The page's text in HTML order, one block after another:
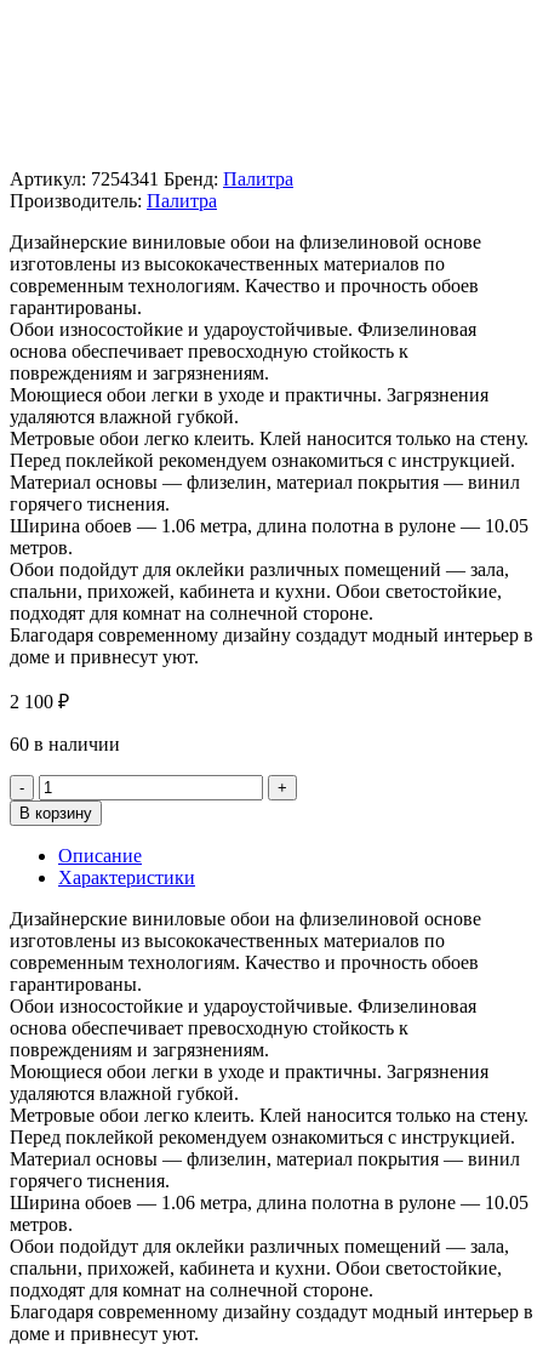
Артикул: 7254341 Бренд: Палитра
Производитель: Палитра
Дизайнерские виниловые обои на флизелиновой основе
изготовлены из высококачественных материалов по
современным технологиям. Качество и прочность обоев
гарантированы.
Обои износостойкие и удароустойчивые. Флизелиновая
основа обеспечивает превосходную стойкость к
повреждениям и загрязнениям.
Моющиеся обои легки в уходе и практичны. Загрязнения
удаляются влажной губкой.
Метровые обои легко клеить. Клей наносится только на стену.
Перед поклейкой рекомендуем ознакомиться с инструкцией.
Материал основы — флизелин, материал покрытия — винил
горячего тиснения.
Ширина обоев — 1.06 метра, длина полотна в рулоне — 10.05
метров.
Обои подойдут для оклейки различных помещений — зала,
спальни, прихожей, кабинета и кухни. Обои светостойкие,
подходят для комнат на солнечной стороне.
Благодаря современному дизайну создадут модный интерьер в
доме и привнесут уют.
2 100 ₽
60 в наличии
Количество
товара
Обои
Палитра
72543-
Cottonia
В корзину
Описание
Характеристики
Дизайнерские виниловые обои на флизелиновой основе
изготовлены из высококачественных материалов по
современным технологиям. Качество и прочность обоев
гарантированы.
Обои износостойкие и удароустойчивые. Флизелиновая
основа обеспечивает превосходную стойкость к
повреждениям и загрязнениям.
Моющиеся обои легки в уходе и практичны. Загрязнения
удаляются влажной губкой.
Метровые обои легко клеить. Клей наносится только на стену.
Перед поклейкой рекомендуем ознакомиться с инструкцией.
Материал основы — флизелин, материал покрытия — винил
горячего тиснения.
Ширина обоев — 1.06 метра, длина полотна в рулоне — 10.05
метров.
Обои подойдут для оклейки различных помещений — зала,
спальни, прихожей, кабинета и кухни. Обои светостойкие,
подходят для комнат на солнечной стороне.
Благодаря современному дизайну создадут модный интерьер в
доме и привнесут уют.